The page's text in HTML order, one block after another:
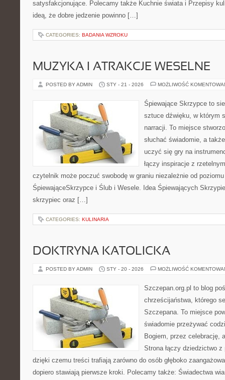
satysfakcjonujące. Polecamy także Kuchnie świata i Przepisy
ideą, że dobre jedzenie powinno […]
CATEGORIES: BADANIA WZROKU
MUZYKA I ATRAKCJE WESELNE
POSTED BY ADMIN STY - 21 - 2026 MOŻLIWOŚĆ
Śpiewające Skrzypce to
sztuce dźwięku, w którym
narracji. To miejsce
słuchać świadomie, a
uczyć się gry na
łączy inspiracje z
czytelnik może poczuć swobodę w graniu niezależnie od
ŚpiewająceSkrzypce i Ślub i Wesele. Idea Śpiewających
skrzypiec oraz […]
CATEGORIES: KULINARIA
DOKTRYNA KATOLICKA
POSTED BY ADMIN STY - 20 - 2026 MOŻLIWOŚĆ
Szczepan.org.pl to blog
chrześcijaństwa, którego
Szczepana. To miejsce
świadomie przeżywać
Bogiem, przez celebrację,
Strona łączy dziedzictwo
dzięki czemu treści trafiają zarówno do osób głęboko
dopiero stawiają pierwsze kroki. Polecamy także: Świadectwa